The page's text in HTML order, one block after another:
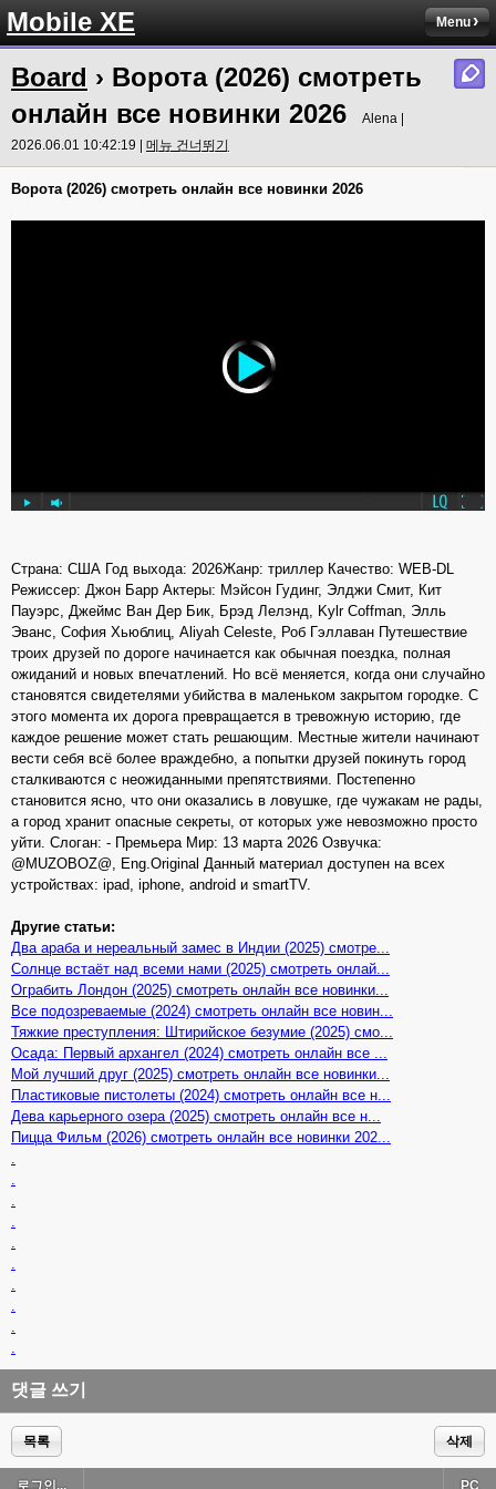
Mobile XE Menu
Board › Ворота (2026) смотреть
онлайн все новинки 2026
Alena |
2026.06.01 10:42:19 | 메뉴 건너뛰기
Ворота (2026) смотреть онлайн все новинки 2026
Страна: США Год выхода: 2026Жанр: триллер Качество: WEB-DL
Режиссер: Джон Барр Актеры: Мэйсон Гудинг, Элджи Смит, Кит
Пауэрс, Джеймс Ван Дер Бик, Брэд Лелэнд, Kylr Coffman, Элль
Эванс, София Хьюблиц, Aliyah Celeste, Роб Гэллаван Путешествие
троих друзей по дороге начинается как обычная поездка, полная
ожиданий и новых впечатлений. Но всё меняется, когда они случайно
становятся свидетелями убийства в маленьком закрытом городке. С
этого момента их дорога превращается в тревожную историю, где
каждое решение может стать решающим. Местные жители начинают
вести себя всё более враждебно, а попытки друзей покинуть город
сталкиваются с неожиданными препятствиями. Постепенно
становится ясно, что они оказались в ловушке, где чужакам не рады,
а город хранит опасные секреты, от которых уже невозможно просто
уйти. Слоган: - Премьера Мир: 13 марта 2026 Озвучка:
@MUZOBOZ@, Eng.Original Данный материал доступен на всех
устройствах: ipad, iphone, android и smartTV.
Другие статьи:
Два араба и нереальный замес в Индии (2025) смотре...
Солнце встаёт над всеми нами (2025) смотреть онлай...
Ограбить Лондон (2025) смотреть онлайн все новинки...
Все подозреваемые (2024) смотреть онлайн все новин...
Тяжкие преступления: Штирийское безумие (2025) смо...
Осада: Первый архангел (2024) смотреть онлайн все ...
Мой лучший друг (2025) смотреть онлайн все новинки...
Пластиковые пистолеты (2024) смотреть онлайн все н...
Дева карьерного озера (2025) смотреть онлайн все н...
Пицца Фильм (2026) смотреть онлайн все новинки 202...
댓글 쓰기
목록 삭제
로그인... PC